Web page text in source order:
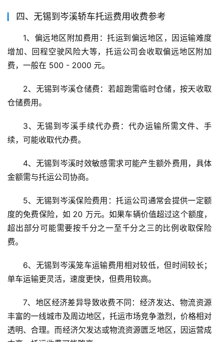
四、无锡到岑溪轿车托运费用收费参考
1、偏远地区附加费用：托运到偏远地区，因运输难度
增加、回程空驶风险大等，托运公司会收取偏远地区附加
费，一般在 500 - 2000 元。
2、无锡到岑溪仓储费：若超跑需临时仓储，按天收取
仓储费用。
3、无锡到岑溪手续代办费：代办运输所需文件、手
续，可能收取代办费。
4、无锡到岑溪时效敏感需求可能产生额外费用，具体
金额需与托运公司协商。
5、无锡到岑溪保险费用：托运公司通常会提供一定额
度的免费保险，如 20 万元。如果车辆价值超过这个额度，
超出部分可能需要按千分之一至千分之三的比例收取保险
费。
6、无锡到岑溪笼车运输费用相对较低，但时间较长；
单车运输更灵活，速度更快，但费用较高。
7、地区经济差异导致收费不同：经济发达、物流资源
丰富的一线城市及周边地区，托运市场竞争激烈，价格相对
透明、合理。而经济欠发达或物流资源匮乏地区，因运营成